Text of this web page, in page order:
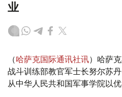
业
（哈萨克国际通讯社讯）哈萨
战斗训练部教官军士长努尔苏
从中华人民共和国军事学院以优